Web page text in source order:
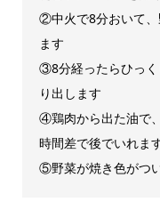
②中火で8分おいて、
ます
③8分経ったらひっく
り出します
④鶏肉から出た油で
時間差で後でいれます
⑤野菜が焼き色がつ